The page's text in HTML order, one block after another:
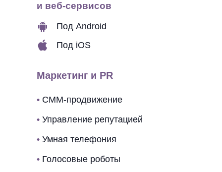
• СММ-продвижение
• Управление репутацией
• Умная телефония
• Голосовые роботы
Маркетинг и PR
и веб-сервисов
Под Android
Под iOS